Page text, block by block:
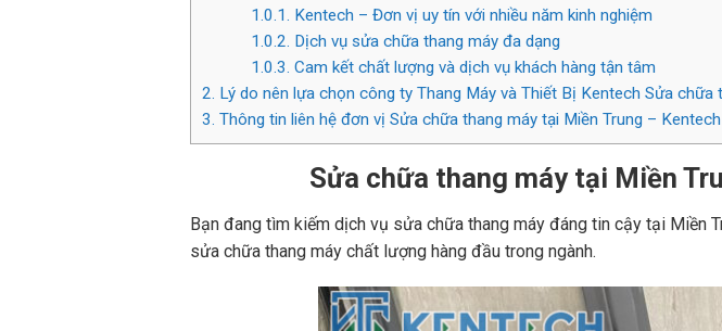
1.0.1. Kentech – Đơn vị uy tín với nhiều năm kinh nghiệm
1.0.2. Dịch vụ sửa chữa thang máy đa dạng
1.0.3. Cam kết chất lượng và dịch vụ khách hàng tận tâm
2. Lý do nên lựa chọn công ty Thang Máy và Thiết Bị Kentech Sửa chữa
3. Thông tin liên hệ đơn vị Sửa chữa thang máy tại Miền Trung – Kentech
Sửa chữa thang máy tại Miền
Bạn đang tìm kiếm dịch vụ sửa chữa thang máy đáng tin cậy tại Miền
sửa chữa thang máy chất lượng hàng đầu trong ngành.